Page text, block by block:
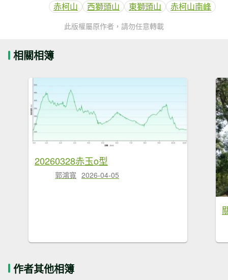
赤柯山
西獅頭山 東獅頭山 赤柯山南峰
此版權屬原作者，請勿任意轉載
相關相簿
20260328赤玉o型
郭鴻寬 2026-04-05
作者其他相簿